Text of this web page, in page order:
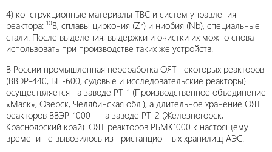
4) конструкционные материалы ТВС и систем управления
реактора: 10В, сплавы циркония (Zr) и ниобия (Nb), специальные
стали. После выделения, выдержки и очистки их можно снова
использовать при производстве таких же устройств.
В России промышленная переработка ОЯТ некоторых реакторов
(ВВЭР-440, БН-600, судовые и исследовательские реакторы)
осуществляется на заводе РТ-1 (Производственное объединение
«Маяк», Озерск, Челябинская обл.), а длительное хранение ОЯТ
реакторов ВВЭР-1000 – на заводе РТ-2 (Железногорск,
Красноярский край). ОЯТ реакторов РБМК1000 к настоящему
времени не вывозилось из пристанционных хранилищ АЭС.